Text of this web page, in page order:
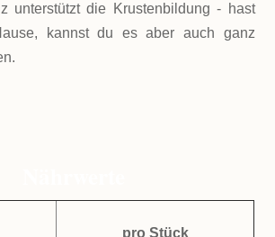
unterstützt die Krustenbildung - hast
kannst du es aber auch ganz
pro Stück